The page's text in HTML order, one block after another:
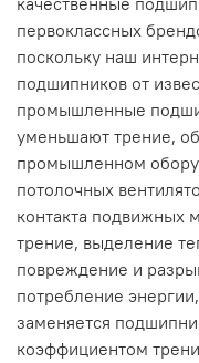
первоклассных
поскольку наш
подшипников от
промышленные
уменьшают трение,
промышленном
потолочных
контакта подвижных
трение, выделение
повреждение и
потребление
заменяется
коэффициентом